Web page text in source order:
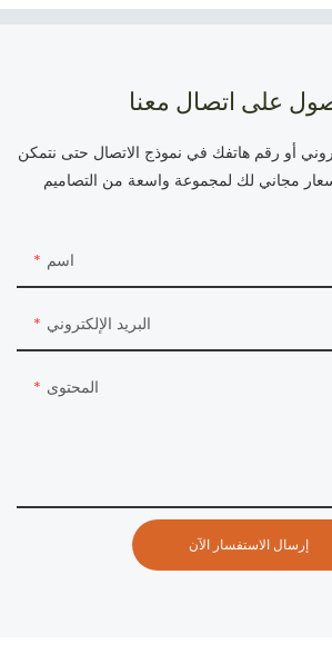
على اتصال معنا
أو رقم هاتفك في نموذج الاتصال حتى نتمكن
مجاني لك لمجموعة واسعة من التصاميم
اسم
البريد الإلكتروني
المحتوى
إرسال الاستفسار الآن